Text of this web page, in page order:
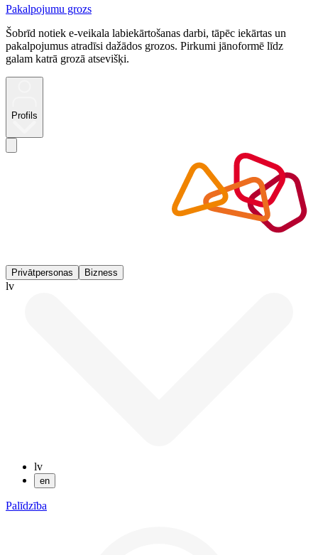
Pakalpojumu grozs
Šobrīd notiek e-veikala labiekārtošanas darbi, tāpēc iekārtas un
pakalpojumus atradīsi dažādos grozos. Pirkumi jānoformē līdz
galam katrā grozā atsevišķi.
Profils
Privātpersonas Bizness
lv
lv
en
Palīdzība